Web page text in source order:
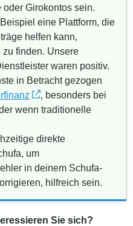
Girokontos sein.
eine Plattform, die
helfen kann,
finden. Unsere
waren positiv.
in Betracht gezogen
, besonders bei
wenn traditionelle
direkte
um
in deinem Schufa-
hilfreich sein.
Sie sich?